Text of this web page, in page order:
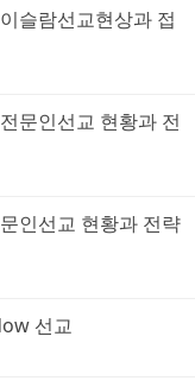
슬람선교현상과 접
문인선교 현황과 전
인선교 현황과 전략
선교